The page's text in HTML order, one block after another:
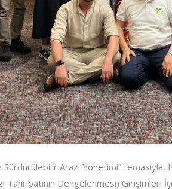
Sürdürülebilir Arazi Yönetimi”
Dengelenmesi) Girişimleri